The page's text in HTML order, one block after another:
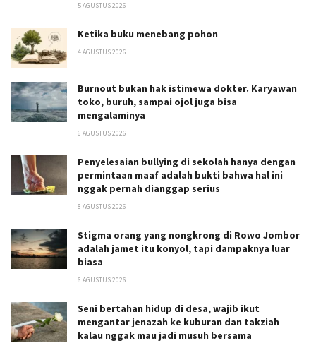
5 AGUSTUS 2026
Ketika buku menebang pohon
4 AGUSTUS 2026
Burnout bukan hak istimewa dokter. Karyawan
toko, buruh, sampai ojol juga bisa
mengalaminya
6 AGUSTUS 2026
Penyelesaian bullying di sekolah hanya dengan
permintaan maaf adalah bukti bahwa hal ini
nggak pernah dianggap serius
8 AGUSTUS 2026
Stigma orang yang nongkrong di Rowo Jombor
adalah jamet itu konyol, tapi dampaknya luar
biasa
6 AGUSTUS 2026
Seni bertahan hidup di desa, wajib ikut
mengantar jenazah ke kuburan dan takziah
kalau nggak mau jadi musuh bersama